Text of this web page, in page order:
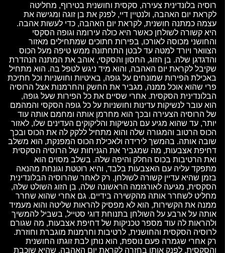
רוסיה בלונדינית צעירה, סקסית וחושנית בטירוף, מחליטה
לקראת יום האהבה, ולנטיין דיי, לפנק את בן זוגה ומגישה את
עצמה כמתנה חושנית, לקראת יום האהבה, כדי לעשות אהבה.
היא קשורה לשולחן כאשר היא כולה עירומה וגופה הסקסי
והחושני מכוסה לאורכו, בפירות חתוכים שמתחילים מאזור
הצוואר ויורד למטה עד לבטן התחתונה ממש טיפה מעל הכוס
והדגדגן שלה. בן הזוג, החסון והסקסי, אוהב את המתנה הנהדרת
שקיבל לקראת יום האהבה, והוא מיד ניגש לטפל בה. הוא מתחיל
באכילת הפירות שמונחים על גופה, באיטיות וחושניות וכל חתיכת
פרי שהוא אוכל ממנה, מגביר את החשק והחרמנות אצל הרוסיה
הבלונדינית הסקסית. אחרי שסיים את כל הפירות שעל גופה,
הוא עובר לנשיקות עדינות וחושניות על כל גופה הסקסי והמהמם
של הרוסיה הצעירה ובכך הוא מחרמן אותה ומחמם אותה עוד
יותר, עד שהוא מגיע עם הנשיקות והליקוקים העדינים שלו, לאזור
הכוס הרטוב והמגורה שלה והוא מתחיל ללקק לה את הכוס ובכך
שובה אותה. בהמשך לירידה ולאכילת הכוס המפנקת, הוא משלב
דחיפת אצבעות, מה שמגביר את הגניחות של הרוסיה הסקסית
ואת הרטיבות בכוס החלק והיפה שלה. בשלב מסוים הוא
מתפקד עליה עם האצבעות בלבד, והיא רוטטת וגונחת מהנאה
בזמן שהיא עדיין קשורה לשולחן. רק לאחר שהרוסיה הבלונדינית
הסקסית, מגיעה לאורגזמה הראשונה שלה, בן הזוג השולט שלה,
מחליט לשחרר אותה מהקשירה בידיים. גם אחרי שהוא שחרר
ממנה את הקשירות, הוא לא מפסיק להראות שליטה והוא מעמיד
אותה על ארבע על השולחן בתנוחת דוגי סטייל, בשביל להמשיך
ולהראות לה עוד מספר טכניקות של דחיפת אצבעות, מה שגורם
לרוסיה הסקסית והחושנית, לרטיבות וחרמנות מוגברת וחוזרת.
רק אחרי שגמרה פעם נוספת, הוא נותן לבת זוגתו החושנית
והסקסית, לפנק אותו בחזרה לקראת יום האהבה. שהיא שוכבת